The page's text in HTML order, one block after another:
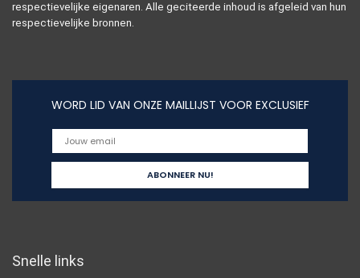
respectievelijke eigenaren. Alle geciteerde inhoud is afgeleid van hun
respectievelijke bronnen.
WORD LID VAN ONZE MAILLIJST VOOR EXCLUSIEF
Snelle links